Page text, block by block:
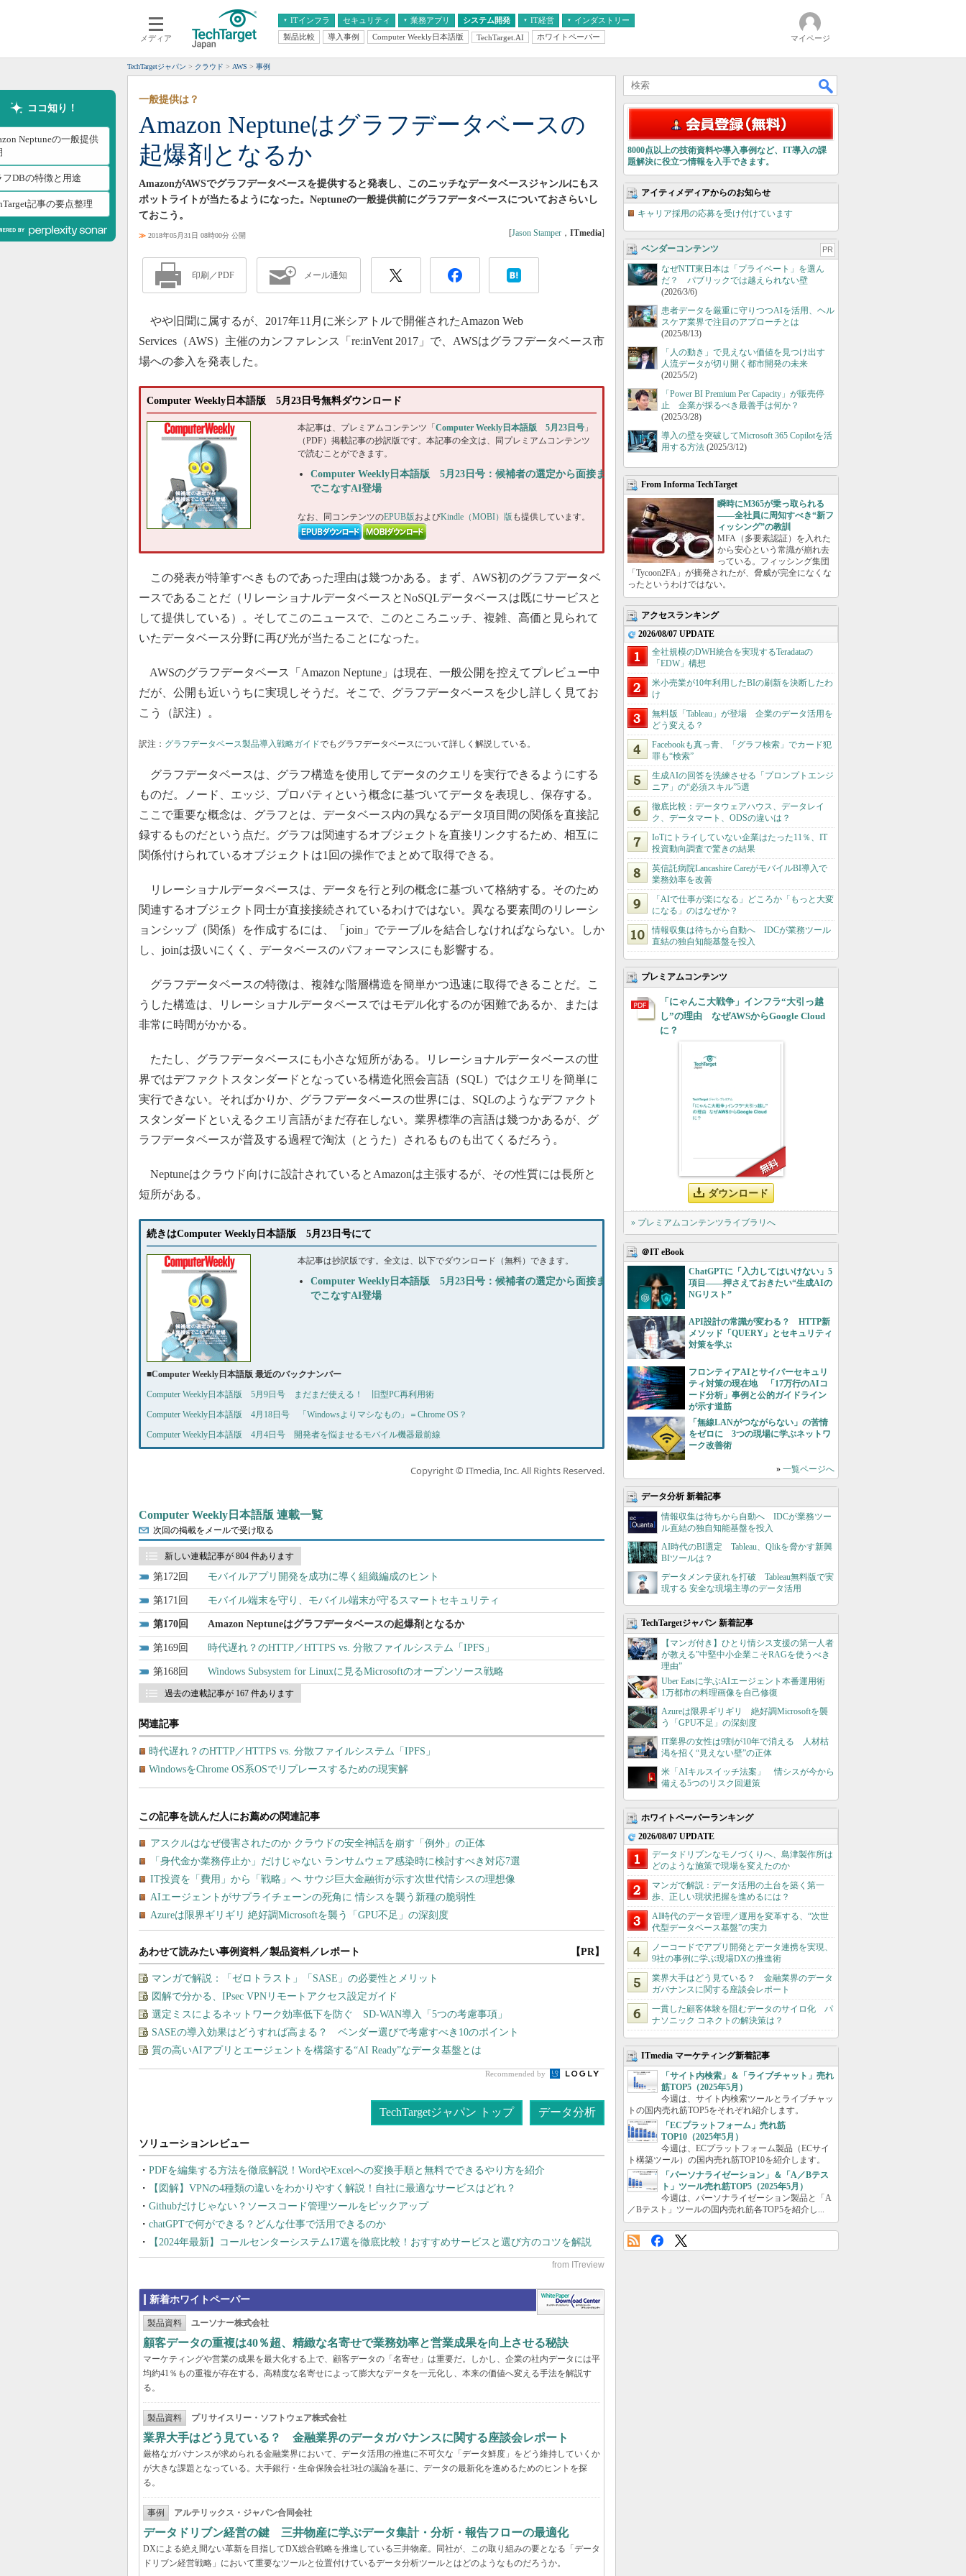
メディア
ITインフラ
クラウド
スマートモバイル
ネットワーク
システム運用管理
セキュリティ 業務アプリ
エンタープライズAI
ERP
情報系システム
システム開発 IT経営
経営とIT
インダストリー
医療IT
製品比較 導入事例 Computer Weekly日本語版 TechTarget.AI ホワイトペーパー マイページ
TechTargetジャパン クラウド AWS 事例
ココ知り！
Neptuneの一般提供
フDBの特徴と用途
記事の要点整理
Amazon Neptuneはグラフデータベースの
起爆剤となるか
一般提供は？
AmazonがAWSでグラフデータベースを提供すると発表し、このニッチなデータベースジャンルにもス
ポットライトが当たるようになった。Neptuneの一般提供前にグラフデータベースについておさらいし
ておこう。
≫ 2018年05月31日 08時00分 公開 [Jason Stamper ， ITmedia]
印刷／PDF メール通知
やや旧聞に属するが、2017年11月に米シアトルで開催されたAmazon Web
Services（AWS）主催のカンファレンス「re:inVent 2017」で、AWSはグラフデータベース市
場への参入を発表した。
Computer Weekly日本語版 5月23日号無料ダウンロード
本記事は、プレミアムコンテンツ「 Computer Weekly日本語版 5月23日号 」
（PDF）掲載記事の抄訳版です。本記事の全文は、同プレミアムコンテンツ
で読むことができます。
Computer Weekly日本語版 5月23日号：候補者の選定から面接ま
でこなすAI登場
なお、同コンテンツのEPUB版およびKindle（MOBI）版 も提供しています。
この発表が特筆すべきものであった理由は幾つかある。まず、AWS初のグラフデータベ
ースであることだ（リレーショナルデータベースとNoSQLデータベースは既にサービスと
して提供している）。そしてこのニュースで、このところニッチ、複雑、高価と見られて
いたデータベース分野に再び光が当たることになった。
AWSのグラフデータベース「Amazon Neptune」は現在、一般公開を控えてプレビュー中
だが、公開も近いうちに実現しそうだ。そこで、グラフデータベースを少し詳しく見てお
こう（訳注）。
訳注： グラフデータベース製品導入戦略ガイドでもグラフデータベースについて詳しく解説している。
グラフデータベースは、グラフ構造を使用してデータのクエリを実行できるようにする
ものだ。ノード、エッジ、プロパティという概念に基づいてデータを表現し、保存する。
ここで重要な概念は、グラフとは、データベース内の異なるデータ項目間の関係を直接記
録するものだという点だ。グラフは関連するオブジェクトを直接リンクするため、相互に
関係付けられているオブジェクトは1回の操作でまとめて取得できる。
リレーショナルデータベースは、データを行と列の概念に基づいて格納する。そのため
関連するオブジェクト同士が直接接続されているわけではない。異なる要素間のリレーシ
ョンシップ（関係）を作成するには、「join」でテーブルを結合しなければならない。しか
し、joinは扱いにくく、データベースのパフォーマンスにも影響する。
グラフデータベースの特徴は、複雑な階層構造を簡単かつ迅速に取得できることだ。こ
うした構造は、リレーショナルデータベースではモデル化するのが困難であるか、または
非常に時間がかかる。
たたし、グラフデータベースにも小さな短所がある。リレーショナルデータベースの世
界ではデファクトスタンダードとなっている構造化照会言語（SQL）ではクエリを簡単に
実行できない。そればかりか、グラフデータベースの世界には、SQLのようなデファクト
スタンダードといえるクエリ言語がまだ存在しない。業界標準の言語は幾つかあるが、グ
ラフデータベースが普及する過程で淘汰（とうた）されるものも出てくるだろう。
Neptuneはクラウド向けに設計されているとAmazonは主張するが、その性質には長所と
短所がある。
続きはComputer Weekly日本語版 5月23日号にて
本記事は抄訳版です。全文は、以下でダウンロード（無料）できます。
Computer Weekly日本語版 5月23日号：候補者の選定から面接ま
でこなすAI登場
■Computer Weekly日本語版 最近のバックナンバー
Computer Weekly日本語版 5月9日号 まだまだ使える！ 旧型PC再利用術
Computer Weekly日本語版 4月18日号 「Windowsよりマシなもの」＝Chrome OS？
Computer Weekly日本語版 4月4日号 開発者を悩ませるモバイル機器最前線
Copyright © ITmedia, Inc. All Rights Reserved.
Computer Weekly日本語版 連載一覧
次回の掲載をメールで受け取る
新しい連載記事が 804 件あります
172 モバイルアプリ開発を成功に導く組織編成のヒント
171 モバイル端末を守り、モバイル端末が守るスマートセキュリティ
170 Amazon Neptuneはグラフデータベースの起爆剤となるか
169 時代遅れ？のHTTP／HTTPS vs. 分散ファイルシステム「IPFS」
168 Windows Subsystem for Linuxに見るMicrosoftのオープンソース戦略
過去の連載記事が 167 件あります
関連記事
時代遅れ？のHTTP／HTTPS vs. 分散ファイルシステム「IPFS」
WindowsをChrome OS系OSでリプレースするための現実解
あわせて読みたい事例資料／製品資料／レポート 【PR】
マンガで解説：「ゼロトラスト」「SASE」の必要性とメリット
図解で分かる、IPsec VPNリモートアクセス設定ガイド
選定ミスによるネットワーク効率低下を防ぐ SD-WAN導入「5つの考慮事項」
SASEの導入効果はどうすれば高まる？ ベンダー選びで考慮すべき10のポイント
質の高いAIアプリとエージェントを構築する“AI Ready”なデータ基盤とは
Recommended by
TechTargetジャパン トップ データ分析
PDFを編集する方法を徹底解説！WordやExcelへの変換手順と無料でできるやり方を紹介
【図解】VPNの4種類の違いをわかりやすく解説！自社に最適なサービスはどれ？
Githubだけじゃない？ソースコード管理ツールをピックアップ
chatGPTで何ができる？どんな仕事で活用できるのか
【2024年最新】コールセンターシステム17選を徹底比較！おすすめサービスと選び方のコツを解説
新着ホワイトペーパー
製品資料 ユーソナー株式会社
顧客データの重複は40％超、精緻な名寄せで業務効率と営業成果を向上させる秘訣
マーケティングや営業の成果を最大化する上で、顧客データの「名寄せ」は重要だ。しかし、企業の社内データには平
均約41％もの重複が存在する。高精度な名寄せによって膨大なデータを一元化し、本来の価値へ変える手法を解説す
る。
製品資料 プリサイスリー・ソフトウェア株式会社
業界大手はどう見ている？ 金融業界のデータガバナンスに関する座談会レポート
厳格なガバナンスが求められる金融業界において、データ活用の推進に不可欠な「データ鮮度」をどう維持していくか
が大きな課題となっている。大手銀行・生命保険会社3社の議論を基に、データの最新化を進めるためのヒントを探
る。
事例 アルテリックス・ジャパン合同会社
データドリブン経営の鍵 三井物産に学ぶデータ集計・分析・報告フローの最適化
DXによる絶え間ない革新を目指してDX総合戦略を推進している三井物産。同社が、この取り組みの要となる「データ
ドリブン経営戦略」において重要なツールと位置付けているデータ分析ツールとはどのようなものだろうか。
8000点以上の技術資料や導入事例など、IT導入の課
題解決に役立つ情報を入手できます。
アイティメディアからのお知らせ
キャリア採用の応募を受け付けています
ベンダーコンテンツ PR
なぜNTT東日本は「プライベート」を選ん
だ？ パブリックでは越えられない壁
(2026/3/6)
患者データを厳重に守りつつAIを活用、ヘル
スケア業界で注目のアプローチとは
(2025/8/13)
「人の動き」で見えない価値を見つけ出す
人流データが切り開く都市開発の未来
(2025/5/2)
「Power BI Premium Per Capacity」が販売停
止 企業が採るべき最善手は何か？
(2025/3/28)
導入の壁を突破してMicrosoft 365 Copilotを活
用する方法 (2025/3/12)
From Informa TechTarget
瞬時にM365が乗っ取られる
――全社員に周知すべき“新フ
ィッシング”の教訓
MFA（多要素認証）を入れた
から安心という常識が崩れ去
っている。フィッシング集団
「Tycoon2FA」が摘発されたが、脅威が完全になくな
ったというわけではない。
アクセスランキング
2026/08/07 UPDATE
全社規模のDWH統合を実現するTeradataの
「EDW」構想
米小売業が10年利用したBIの刷新を決断したわ
け
無料版「Tableau」が登場 企業のデータ活用を
どう変える？
Facebookも真っ青、「グラフ検索」でカード犯
罪も“検索”
生成AIの回答を洗練させる「プロンプトエンジ
ニア」の“必須スキル”5選
徹底比較：データウェアハウス、データレイ
ク、データマート、ODSの違いは？
IoTにトライしていない企業はたった11％、IT
投資動向調査で驚きの結果
英信託病院Lancashire CareがモバイルBI導入で
業務効率を改善
「AIで仕事が楽になる」どころか「もっと大変
になる」のはなぜか？
情報収集は待ちから自動へ IDCが業務ツール
直結の独自知能基盤を投入
プレミアムコンテンツ
「にゃんこ大戦争」インフラ“大引っ越
し”の理由 なぜAWSからGoogle Cloud
に？
ダウンロード
» プレミアムコンテンツライブラリへ
＠IT eBook
ChatGPTに「入力してはいけない」5
項目――押さえておきたい“生成AIの
NGリスト”
API設計の常識が変わる？ HTTP新
メソッド「QUERY」とセキュリティ
対策を学ぶ
フロンティアAIとサイバーセキュリ
ティ対策の現在地 「17万行のAIコ
ード分析」事例と公的ガイドライン
が示す道筋
「無線LANがつながらない」の苦情
をゼロに 3つの現場に学ぶネットワ
ーク改善術
» 一覧ページへ
データ分析 新着記事
情報収集は待ちから自動へ IDCが業務ツー
ル直結の独自知能基盤を投入
AI時代のBI選定 Tableau、Qlikを脅かす新興
BIツールは？
データメンテ疲れを打破 Tableau無料版で実
現する 安全な現場主導のデータ活用
TechTargetジャパン 新着記事
【マンガ付き】ひとり情シス支援の第一人者
が教える”中堅中小企業こそRAGを使うべき
理由”
Uber Eatsに学ぶAIエージェント本番運用術
1万都市の料理画像を自己修復
Azureは限界ギリギリ 絶好調Microsoftを襲
う「GPU不足」の深刻度
IT業界の女性は9割が10年で消える 人材枯
渇を招く“見えない壁”の正体
米「AIキルスイッチ法案」 情シスが今から
備える5つのリスク回避策
ホワイトペーパーランキング
2026/08/07 UPDATE
データドリブンなモノづくりへ、島津製作所は
どのような施策で現場を変えたのか
マンガで解説：データ活用の土台を築く第一
歩、正しい現状把握を進めるには？
AI時代のデータ管理／運用を変革する、“次世
代型データベース基盤”の実力
ノーコードでアプリ開発とデータ連携を実現、
9社の事例に学ぶ現場DXの推進術
業界大手はどう見ている？ 金融業界のデータ
ガバナンスに関する座談会レポート
一貫した顧客体験を阻むデータのサイロ化 パ
ナソニック コネクトの解決策は？
ITmedia マーケティング新着記事
「サイト内検索」＆「ライブチャット」売れ
筋TOP5（2025年5月）
今週は、サイト内検索ツールとライブチャッ
トの国内売れ筋TOP5をそれぞれ紹介します。
「ECプラットフォーム」売れ筋
TOP10（2025年5月）
今週は、ECプラットフォーム製品（ECサイ
ト構築ツール）の国内売れ筋TOP10を紹介します。
「パーソナライゼーション」＆「A／Bテス
ト」ツール売れ筋TOP5（2025年5月）
今週は、パーソナライゼーション製品と「A
／Bテスト」ツールの国内売れ筋各TOP5を紹介し...